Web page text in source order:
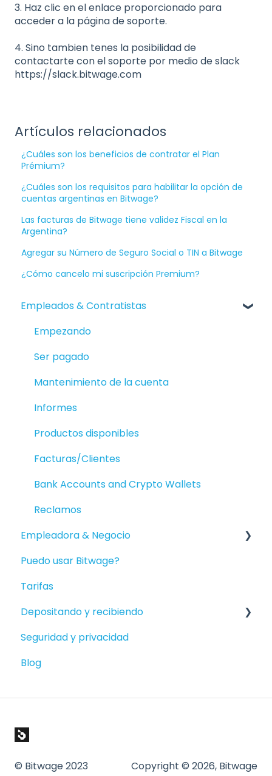
3. Haz clic en el enlace proporcionado para
acceder a la página de soporte.
4. Sino tambien tenes la posibilidad de
contactarte con el soporte por medio de slack
https://slack.bitwage.com
Artículos relacionados
¿Cuáles son los beneficios de contratar el Plan
Prémium?
¿Cuáles son los requisitos para habilitar la opción de
cuentas argentinas en Bitwage?
Las facturas de Bitwage tiene validez Fiscal en la
Argentina?
Agregar su Número de Seguro Social o TIN a Bitwage
¿Cómo cancelo mi suscripción Premium?
Empleados & Contratistas
Empezando
Ser pagado
Mantenimiento de la cuenta
Informes
Productos disponibles
Facturas/Clientes
Bank Accounts and Crypto Wallets
Reclamos
Empleadora & Negocio
Empezando
Nóminas de Financiamiento
Bitwage Business Trabajadores
Cobrar a Empresas
Puedo usar Bitwage?
Tarifas
Depositando y recibiendo
Depositar en su Crypto Wallet
Depositar en Monedas Locales
Seguridad y privacidad
Blog
© Bitwage 2023 Copyright © 2026, Bitwage